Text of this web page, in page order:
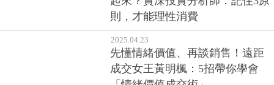
「情緒價值成交術」
2025.03.25
市值型ETF長期績效輾壓高息型，
存市值型準沒錯？孫太：績效再
好，抱不住也沒用